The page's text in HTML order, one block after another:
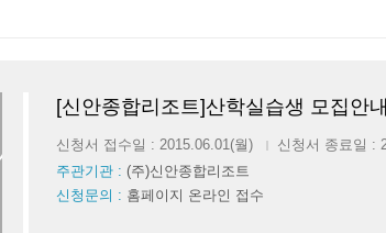
[신안종합리조트]산학실습생 모집안내
신청서 접수일 : 2015.06.01(월) |
신청서 종료일 :
주관기관 : (주)신안종합리조트
신청문의 : 홈페이지 온라인 접수